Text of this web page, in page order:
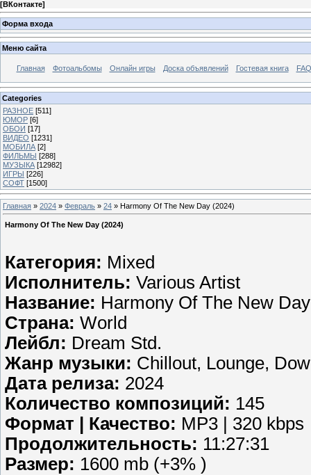
[ВКонтакте]
Форма входа
Меню сайта
Главная Фотоальбомы Онлайн игры Доска объявлений Гостевая книга
Categories
РАЗНОЕ [511]
ЮМОР [6]
ОБОИ [17]
ВИДЕО [1231]
МОБИЛА [2]
ФИЛЬМЫ [288]
МУЗЫКА [12982]
ИГРЫ [226]
СОФТ [1500]
Главная » 2024 » Февраль » 24 » Harmony Of The New Day (2024)
Harmony Of The New Day (2024)
Категория: Mixed
Исполнитель: Various Artist
Название: Harmony Of The New Day
Страна: World
Лейбл: Dream Std.
Жанр музыки: Chillout, Lounge,
Дата релиза: 2024
Количество композиций: 145
Формат | Качество: MP3 | 320 kbps
Продолжительность: 11:27:31
Размер: 1600 mb (+3% )